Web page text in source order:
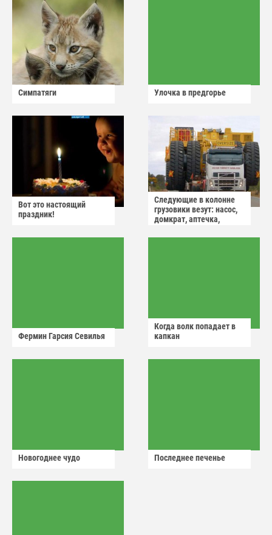
Симпатяги Улочка в предгорье
Вот это настоящий
праздник!
Следующие в колонне
грузовики везут: насос,
домкрат, аптечка,
Фермин Гарсия Севилья
Когда волк попадает в
капкан
Новогоднее чудо Последнее печенье